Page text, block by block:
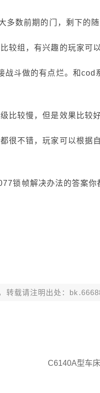
多数前期的门，剩下的随
较组，有兴趣的玩家可
战斗做的有点烂。和
比较慢，但是效果比较好
很不错，玩家可以根据
锁帧解决办法的答案你
转载请注明出处：
C6140A型车